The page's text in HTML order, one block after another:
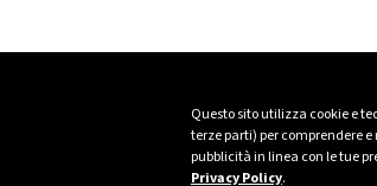
Questo sito utilizza cookie e
terze parti) per comprendere
pubblicità in linea con le tue
Privacy Policy.